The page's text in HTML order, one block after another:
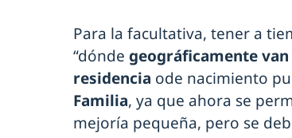
Para la facultativa, tener a
“dónde geográficamente
residencia ode nacimiento
Familia, ya que ahora se
mejoría pequeña, pero se